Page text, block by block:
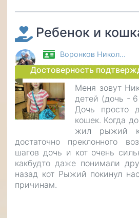
Ребенок и
Воронков Никол…
Достоверность
Меня зовут
детей (дочь -
Дочь просто
кошек. Когда
жил рыжий
достаточно преклонного
шагов дочь и кот очень
какбудто даже понимали
назад кот Рыжий покинул
причинам.